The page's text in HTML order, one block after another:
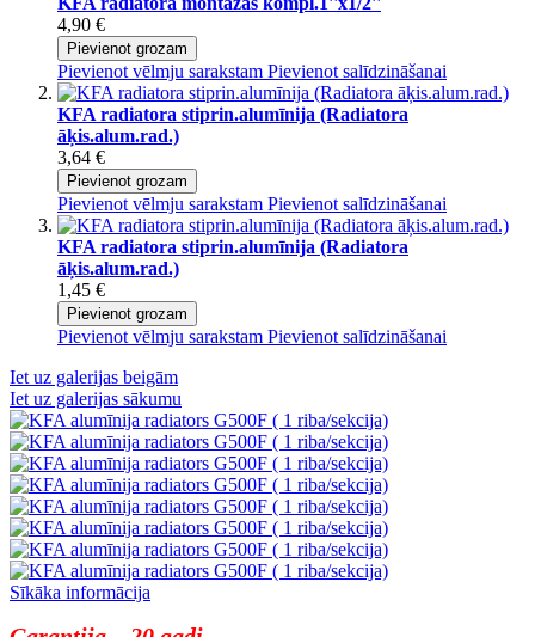
4,90 €
Pievienot grozam
Pievienot vēlmju sarakstam Pievienot salīdzināšanai
KFA radiatora stiprin.alumīnija (Radiatora
āķis.alum.rad.)
3,64 €
Pievienot grozam
Pievienot vēlmju sarakstam Pievienot salīdzināšanai
KFA radiatora stiprin.alumīnija (Radiatora
āķis.alum.rad.)
1,45 €
Pievienot grozam
Pievienot vēlmju sarakstam Pievienot salīdzināšanai
Iet uz galerijas beigām
Iet uz galerijas sākumu
Sīkāka informācija